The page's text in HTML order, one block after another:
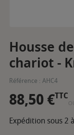
Housse
chariot -
Référence : AHC4
88,50 €TTC
Expédition sous 2